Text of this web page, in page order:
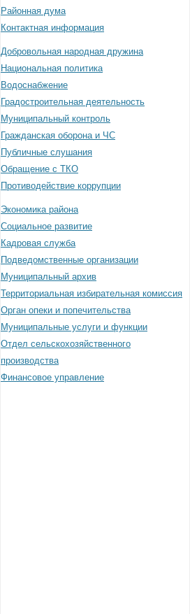
Районная дума
Контактная информация
Добровольная народная дружина
Национальная политика
Водоснабжение
Градостроительная деятельность
Муниципальный контроль
Гражданская оборона и ЧС
Публичные слушания
Обращение с ТКО
Противодействие коррупции
Экономика района
Социальное развитие
Кадровая служба
Подведомственные организации
Муниципальный архив
Территориальная избирательная комиссия
Орган опеки и попечительства
Муниципальные услуги и функции
Отдел сельскохозяйственного
производства
Финансовое управление